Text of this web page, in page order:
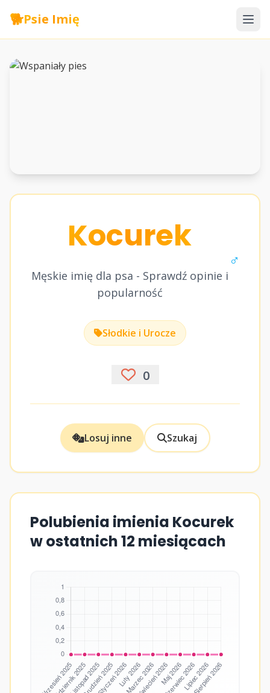
🐕Psie Imię
Kocurek
Męskie imię dla psa - Sprawdź opinie i
popularność
♂
Słodkie i Urocze
0
Losuj inne Szukaj
Polubienia imienia Kocurek
w ostatnich 12 miesiącach